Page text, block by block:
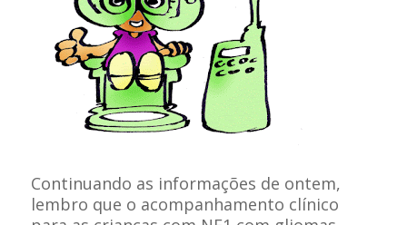
Continuando as informações de ontem,
lembro que o acompanhamento clínico